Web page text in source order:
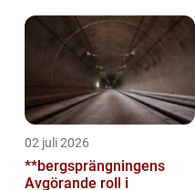
02 juli 2026
**bergsprängningens
Avgörande roll i